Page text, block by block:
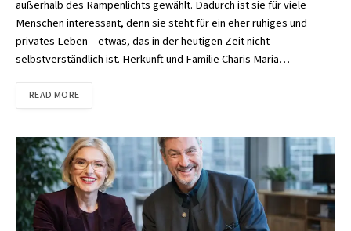
außerhalb des Rampenlichts gewählt. Dadurch ist sie für viele
Menschen interessant, denn sie steht für ein eher ruhiges und
privates Leben – etwas, das in der heutigen Zeit nicht
selbstverständlich ist. Herkunft und Familie Charis Maria…
READ MORE